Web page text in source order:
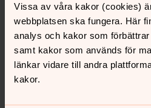
Vissa av våra kakor (cookies)
webbplatsen ska fungera. Här
analys och kakor som
samt kakor som används för
länkar vidare till andra
kakor.
Orgelpunkt Malmö
Orgelpunkt Malmö - för dig
hittar du information om
orgelundervisning,
och andra orgelrelaterade